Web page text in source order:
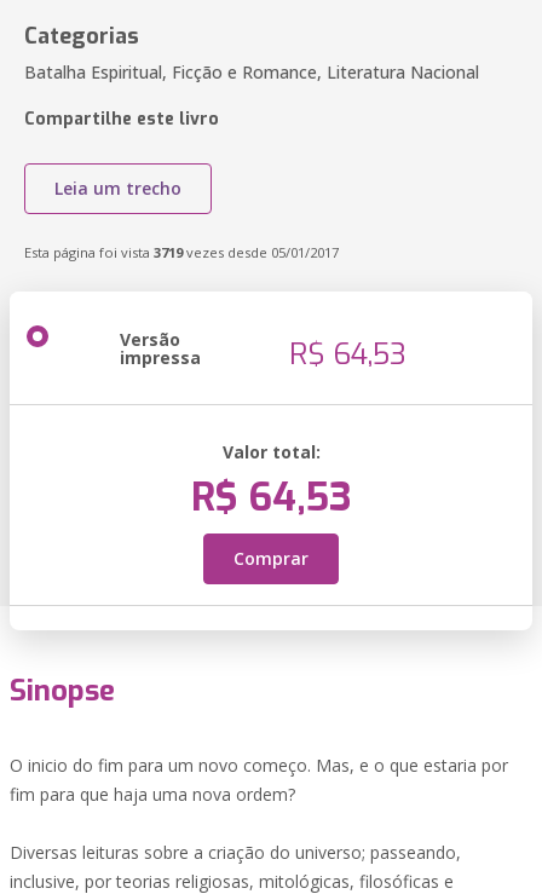
Categorias
Batalha Espiritual, Ficção e Romance, Literatura Nacional
Compartilhe este livro
Leia um trecho
Esta página foi vista 3719vezes desde 05/01/2017
Versão
impressa R$ 64,53
Valor total:
R$ 64,53
Comprar
Sinopse
O inicio do fim para um novo começo. Mas, e o que estaria por
fim para que haja uma nova ordem?
Diversas leituras sobre a criação do universo; passeando,
inclusive, por teorias religiosas, mitológicas, filosóficas e